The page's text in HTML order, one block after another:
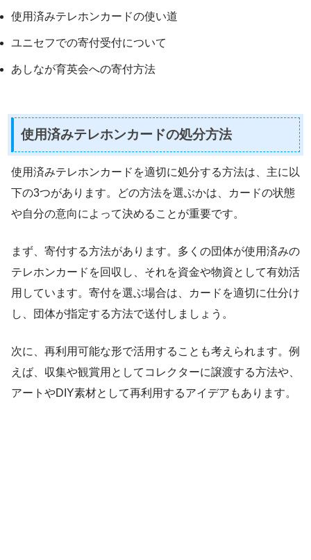
使用済みテレホンカードの使い道
ユニセフでの寄付受付について
あしなが育英会への寄付方法
使用済みテレホンカードの処分方法
使用済みテレホンカードを適切に処分する方法は、主に以
下の3つがあります。どの方法を選ぶかは、カードの状態
や自分の意向によって決めることが重要です。
まず、寄付する方法があります。多くの団体が使用済みの
テレホンカードを回収し、それを資金や物資として有効活
用しています。寄付を選ぶ場合は、カードを適切に仕分け
し、団体が指定する方法で送付しましょう。
次に、再利用可能な形で活用することも考えられます。例
えば、収集や観賞用としてコレクターに譲渡する方法や、
アートやDIY素材として再利用するアイデアもあります。